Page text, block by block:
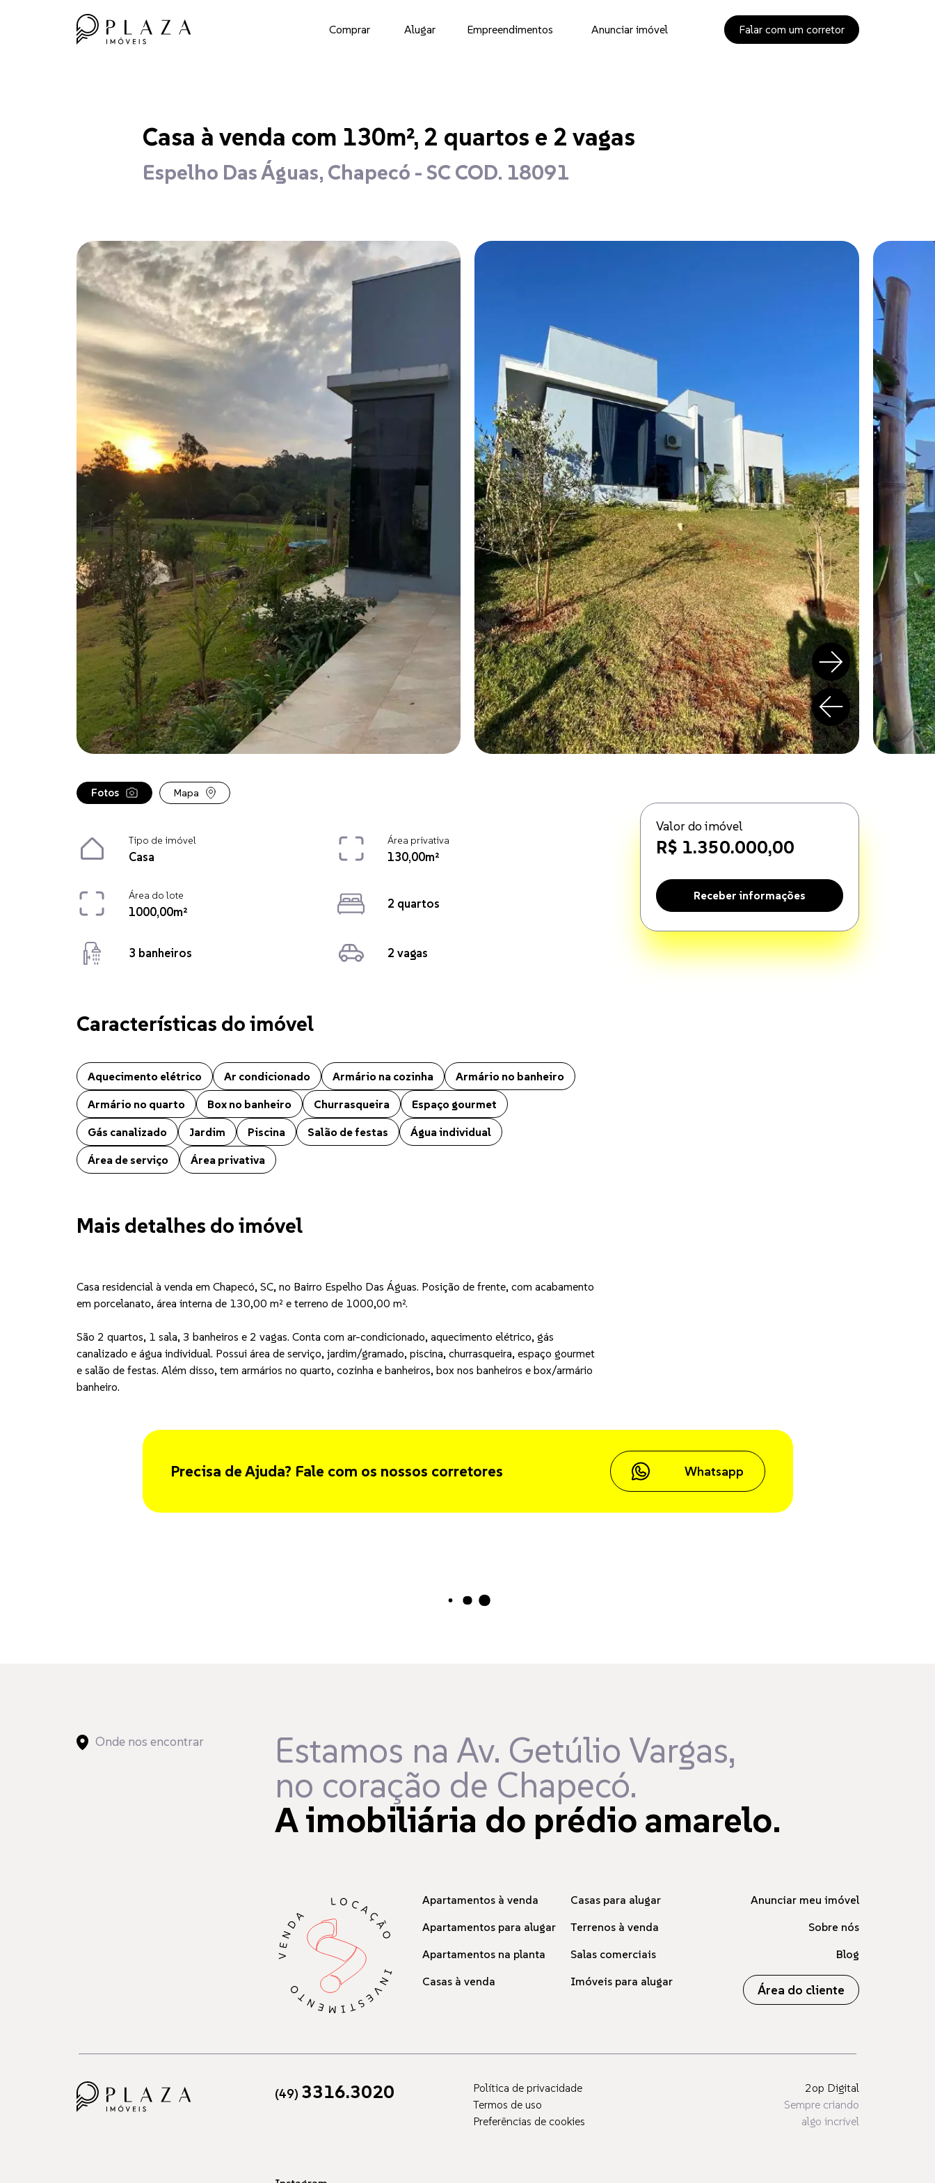
Comprar Alugar Empreendimentos Anunciar imóvel Falar com um corretor
Casa à venda com 130m², 2 quartos e 2 vagas
Espelho Das Águas, Chapecó - SC COD. 18091
Fotos Mapa
Tipo de imóvel
Casa
Área privativa
130,00m²
Área do lote
1000,00m²
2 quartos
3 banheiros 2 vagas
Casa localizado no bairro Espelho Das Águas em Chapecó. O imóvel conta ainda com Aquecimento elétrico, Ar condicionado, Armário na cozinha, Armário no banheiro. Disponível por R$
Características do imóvel
Aquecimento elétrico Ar condicionado Armário na cozinha
Armário no banheiro
Armário no quarto
Box no banheiro Churrasqueira
Espaço gourmet
Gás canalizado
Jardim Piscina Salão de festas
Água individual
Área de serviço
Área privativa
Mais detalhes do imóvel
Casa residencial à venda em Chapecó, SC, no Bairro Espelho Das Águas. Posição de frente, com acabamento
em porcelanato, área interna de 130,00 m² e terreno de 1000,00 m².
São 2 quartos, 1 sala, 3 banheiros e 2 vagas. Conta com ar-condicionado, aquecimento elétrico, gás
canalizado e água individual. Possui área de serviço, jardim/gramado, piscina, churrasqueira, espaço gourmet
e salão de festas. Além disso, tem armários no quarto, cozinha e banheiros, box nos banheiros e box/armário
banheiro.
Valor do imóvel
R$ 1.350.000,00
Receber informações
Precisa de Ajuda? Fale com os nossos corretores Whatsapp
Onde nos encontrar Estamos na Av. Getúlio Vargas,
no coração de Chapecó.
A imobiliária do prédio amarelo.
Apartamentos à venda
Apartamentos para alugar
Apartamentos na planta
Casas à venda
Casas para alugar
Terrenos à venda
Salas comerciais
Imóveis para alugar
Anunciar meu imóvel
Sobre nós
Blog
Área do cliente
(49) 3316.3020
Política de privacidade
Termos de uso
Preferências de cookies
2op Digital
Sempre criando
algo incrível